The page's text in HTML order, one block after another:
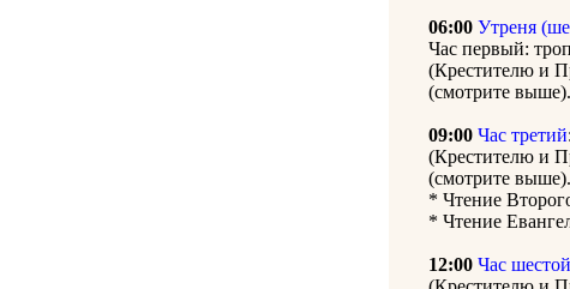
06:00 Утреня
Час первый:
(Крестителю и
(смотрите выше).
09:00 Час третий
(Крестителю и
(смотрите выше).
* Чтение
* Чтение
12:00 Час шестой